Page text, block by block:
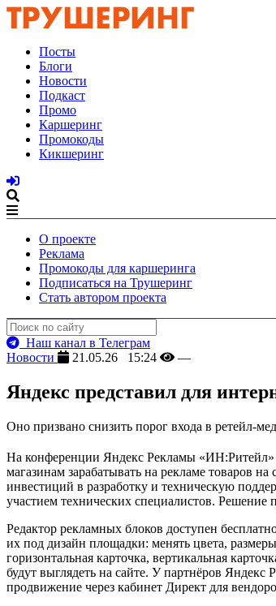
Посты
Блоги
Новости
Подкаст
Промо
Каршеринг
Промокоды
Кикшеринг
О проекте
Реклама
Промокоды для каршеринга
Подписаться на Трушеринг
Стать автором проекта
Наш канал в Телеграм
Новости
21.05.26 15:24 —
Яндекс представил для
Оно призвано снизить порог входа в ретейл-
На конференции Яндекс Рекламы «ИН:Ритейл»
магазинам зарабатывать на рекламе товаров
инвестиций в разработку и техническую
участием технических специалистов. Решение
Редактор рекламных блоков доступен
их под дизайн площадки: менять цвета,
горизонтальная карточка, вертикальная
будут выглядеть на сайте. У партнёров
продвижение через кабинет Директ для